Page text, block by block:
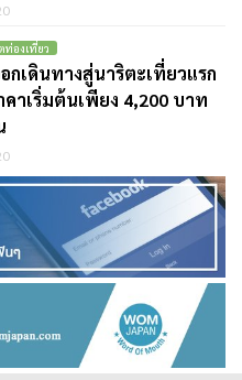
ท่องเที่ยว
กเดินทางสู่นาริตะเที่ยวแรก
าเริ่มต้นเพียง 4,200 บาท